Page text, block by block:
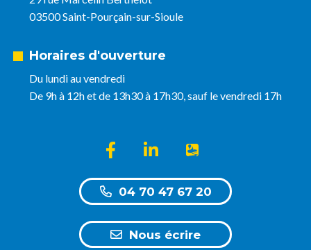
03500 Saint-Pourçain-sur-Sioule
Horaires d'ouverture
Du lundi au vendredi
De 9h à 12h et de 13h30 à 17h30, sauf le vendredi 17h
Lien vers le compte Facebook
Lien vers le compte Linkedin
Lien vers l'appli
04 70 47 67 20
Nous écrire